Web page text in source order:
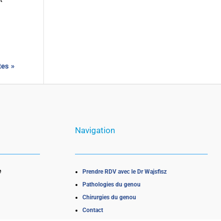
»
Navigation
Prendre RDV avec le Dr Wajsfisz
Pathologies du genou
Chirurgies du genou
Contact